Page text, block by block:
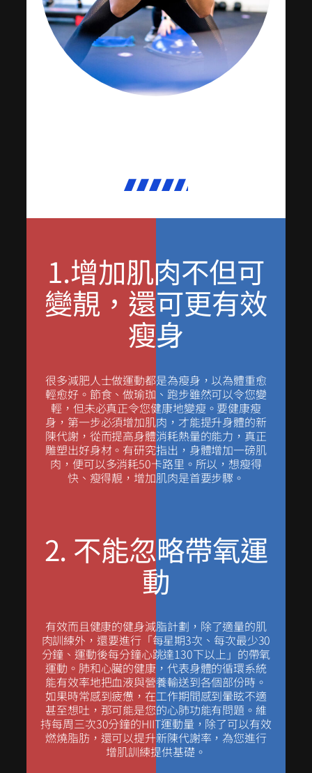
1.增加肌肉不但可
變靚，還可更有效
瘦身
很多減肥人士做運動都是為瘦身，以為體重愈
輕愈好。節食、做瑜珈、跑步雖然可以令您變
輕，但未必真正令您健康地變瘦。要健康瘦
身，第一步必須增加肌肉，才能提升身體的新
陳代謝，從而提高身體消耗熱量的能力，真正
雕塑出好身材。有研究指出，身體增加一磅肌
肉，便可以多消耗50卡路里。所以，想瘦得
快、瘦得靚，增加肌肉是首要步驟。
2. 不能忽略帶氧運
動
有效而且健康的健身減脂計劃，除了適量的肌
肉訓練外，還要進行「每星期3次、每次最少30
分鐘、運動後每分鐘心跳達130下以上」的帶氧
運動。肺和心臟的健康，代表身體的循環系統
能有效率地把血液與營養輸送到各個部份時。
如果時常感到疲憊，在工作期間感到暈眩不適
甚至想吐，那可能是您的心肺功能有問題。維
持每周三次30分鐘的HIIT運動量，除了可以有效
燃燒脂肪，還可以提升新陳代謝率，為您進行
增肌訓練提供基礎。